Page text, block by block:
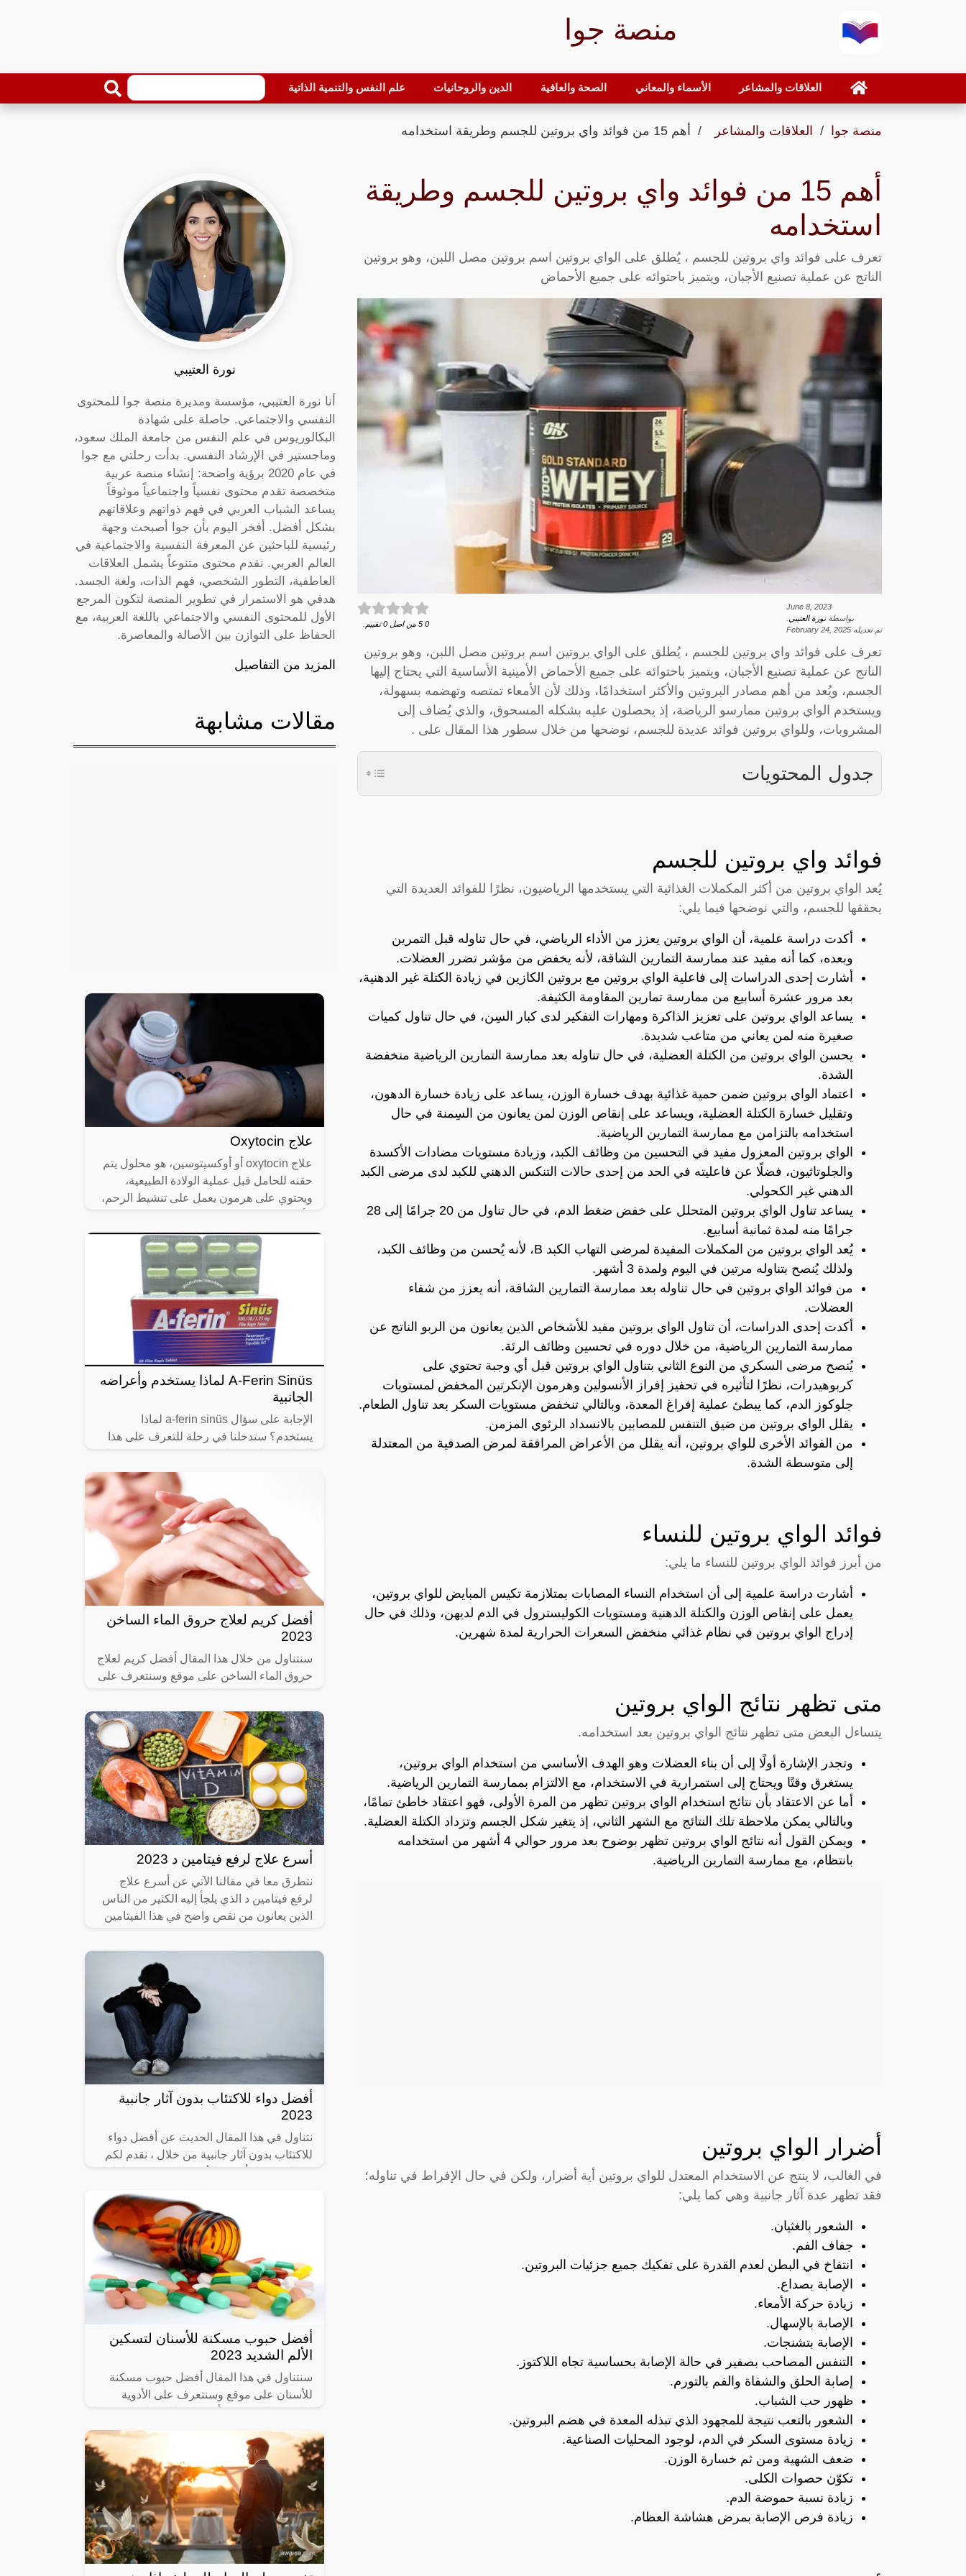
منصة جوا
العلاقات والمشاعر الأسماء والمعاني الصحة والعافية الدين والروحانيات علم النفس والتنمية الذاتية
منصة جوا العلاقات والمشاعر أهم 15 من فوائد واي بروتين للجسم وطريقة استخدامه
أهم 15 من فوائد واي بروتين للجسم وطريقة
استخدامه
تعرف على فوائد واي بروتين للجسم ، يُطلق على الواي بروتين اسم بروتين مصل اللبن، وهو بروتين
الناتج عن عملية تصنيع الأجبان، ويتميز باحتوائه على جميع الأحماض
June 8, 2023
بواسطةنورة العتيبي
تم تعديله February 24, 2025
0
5 من اصل 0 تقييم.
تعرف على فوائد واي بروتين للجسم ، يُطلق على الواي بروتين اسم بروتين مصل اللبن، وهو بروتين
الناتج عن عملية تصنيع الأجبان، ويتميز باحتوائه على جميع الأحماض الأمينية الأساسية التي يحتاج إليها
الجسم، ويُعد من أهم مصادر البروتين والأكثر استخدامًا، وذلك لأن الأمعاء تمتصه وتهضمه بسهولة،
ويستخدم الواي بروتين ممارسو الرياضة، إذ يحصلون عليه بشكله المسحوق، والذي يُضاف إلى
المشروبات، وللواي بروتين فوائد عديدة للجسم، نوضحها من خلال سطور هذا المقال على .
جدول المحتويات
فوائد واي بروتين للجسم
يُعد الواي بروتين من أكثر المكملات الغذائية التي يستخدمها الرياضيون، نظرًا للفوائد العديدة التي
يحققها للجسم، والتي نوضحها فيما يلي:
أكدت دراسة علمية، أن الواي بروتين يعزز من الأداء الرياضي، في حال تناوله قبل التمرين
وبعده، كما أنه مفيد عند ممارسة التمارين الشاقة، لأنه يخفض من مؤشر تضرر العضلات.
أشارت إحدى الدراسات إلى فاعلية الواي بروتين مع بروتين الكازين في زيادة الكتلة غير الدهنية،
بعد مرور عشرة أسابيع من ممارسة تمارين المقاومة الكثيفة.
يساعد الواي بروتين على تعزيز الذاكرة ومهارات التفكير لدى كبار السِن، في حال تناول كميات
صغيرة منه لمن يعاني من متاعب شديدة.
يحسن الواي بروتين من الكتلة العضلية، في حال تناوله بعد ممارسة التمارين الرياضية منخفضة
الشدة.
اعتماد الواي بروتين ضمن حمية غذائية بهدف خسارة الوزن، يساعد على زيادة خسارة الدهون،
وتقليل خسارة الكتلة العضلية، ويساعد على إنقاص الوزن لمن يعانون من السِمنة في حال
استخدامه بالتزامن مع ممارسة التمارين الرياضية.
الواي بروتين المعزول مفيد في التحسين من وظائف الكبد، وزيادة مستويات مضادات الأكسدة
والجلوتاثيون، فضلًا عن فاعليته في الحد من إحدى حالات التنكس الدهني للكبد لدى مرضى الكبد
الدهني غير الكحولي.
يساعد تناول الواي بروتين المتحلل على خفض ضغط الدم، في حال تناول من 20 جرامًا إلى 28
جرامًا منه لمدة ثمانية أسابيع.
يُعد الواي بروتين من المكملات المفيدة لمرضى التهاب الكبد B، لأنه يُحسن من وظائف الكبد،
ولذلك يُنصح بتناوله مرتين في اليوم ولمدة 3 أشهر.
من فوائد الواي بروتين في حال تناوله بعد ممارسة التمارين الشاقة، أنه يعزز من شفاء
العضلات.
أكدت إحدى الدراسات، أن تناول الواي بروتين مفيد للأشخاص الذين يعانون من الربو الناتج عن
ممارسة التمارين الرياضية، من خلال دوره في تحسين وظائف الرئة.
يُنصح مرضى السكري من النوع الثاني بتناول الواي بروتين قبل أي وجبة تحتوي على
كربوهيدرات، نظرًا لتأثيره في تحفيز إفراز الأنسولين وهرمون الإنكرتين المخفض لمستويات
جلوكوز الدم، كما يبطئ عملية إفراغ المعدة، وبالتالي تنخفض مستويات السكر بعد تناول الطعام.
يقلل الواي بروتين من ضيق التنفس للمصابين بالانسداد الرئوي المزمن.
من الفوائد الأخرى للواي بروتين، أنه يقلل من الأعراض المرافقة لمرض الصدفية من المعتدلة
إلى متوسطة الشدة.
فوائد الواي بروتين للنساء
من أبرز فوائد الواي بروتين للنساء ما يلي:
أشارت دراسة علمية إلى أن استخدام النساء المصابات بمتلازمة تكيس المبايض للواي بروتين،
يعمل على إنقاص الوزن والكتلة الدهنية ومستويات الكوليسترول في الدم لديهن، وذلك في حال
إدراج الواي بروتين في نظام غذائي منخفض السعرات الحرارية لمدة شهرين.
متى تظهر نتائج الواي بروتين
يتساءل البعض متى تظهر نتائج الواي بروتين بعد استخدامه.
وتجدر الإشارة أولًا إلى أن بناء العضلات وهو الهدف الأساسي من استخدام الواي بروتين،
يستغرق وقتًا ويحتاج إلى استمرارية في الاستخدام، مع الالتزام بممارسة التمارين الرياضية.
أما عن الاعتقاد بأن نتائج استخدام الواي بروتين تظهر من المرة الأولى، فهو اعتقاد خاطئ تمامًا،
وبالتالي يمكن ملاحظة تلك النتائج مع الشهر الثاني، إذ يتغير شكل الجسم وتزداد الكتلة العضلية.
ويمكن القول أنه نتائج الواي بروتين تظهر بوضوح بعد مرور حوالي 4 أشهر من استخدامه
بانتظام، مع ممارسة التمارين الرياضية.
أضرار الواي بروتين
في الغالب، لا ينتج عن الاستخدام المعتدل للواي بروتين أية أضرار، ولكن في حال الإفراط في تناوله؛
فقد تظهر عدة آثار جانبية وهي كما يلي:
الشعور بالغثيان.
جفاف الفم.
انتفاخ في البطن لعدم القدرة على تفكيك جميع جزئيات البروتين.
الإصابة بصداع.
زيادة حركة الأمعاء.
الإصابة بالإسهال.
الإصابة بتشنجات.
التنفس المصاحب بصفير في حالة الإصابة بحساسية تجاه اللاكتوز.
إصابة الحلق والشفاة والفم بالتورم.
ظهور حب الشباب.
الشعور بالتعب نتيجة للمجهود الذي تبذله المعدة في هضم البروتين.
زيادة مستوى السكر في الدم، لوجود المحليات الصناعية.
ضعف الشهية ومن ثم خسارة الوزن.
تكوّن حصوات الكلى.
زيادة نسبة حموضة الدم.
زيادة فرص الإصابة بمرض هشاشة العظام.
نورة العتيبي
أنا نورة العتيبي، مؤسسة ومديرة منصة جوا للمحتوى
النفسي والاجتماعي. حاصلة على شهادة
البكالوريوس في علم النفس من جامعة الملك سعود،
وماجستير في الإرشاد النفسي. بدأت رحلتي مع جوا
في عام 2020 برؤية واضحة: إنشاء منصة عربية
متخصصة تقدم محتوى نفسياً واجتماعياً موثوقاً
يساعد الشباب العربي في فهم ذواتهم وعلاقاتهم
بشكل أفضل. أفخر اليوم بأن جوا أصبحت وجهة
رئيسية للباحثين عن المعرفة النفسية والاجتماعية في
العالم العربي. نقدم محتوى متنوعاً يشمل العلاقات
العاطفية، التطور الشخصي، فهم الذات، ولغة الجسد.
هدفي هو الاستمرار في تطوير المنصة لتكون المرجع
الأول للمحتوى النفسي والاجتماعي باللغة العربية، مع
الحفاظ على التوازن بين الأصالة والمعاصرة.
المزيد من التفاصيل
مقالات مشابهة
علاج Oxytocin
علاج oxytocin أو أوكسيتوسين، هو محلول يتم
حقنه للحامل قبل عملية الولادة الطبيعية،
ويحتوي على هرمون يعمل على تنشيط الرحم،
A-Ferin Sinüs لماذا يستخدم وأعراضه
الجانبية
الإجابة على سؤال a-ferin sinüs لماذا
يستخدم؟ ستدخلنا في رحلة للتعرف على هذا
حالات تضخم البروستاتا للرجال، كما يتم
أفضل كريم لعلاج حروق الماء الساخن
2023
سنتناول من خلال هذا المقال أفضل كريم لعلاج
حروق الماء الساخن على موقع وسنتعرف على
كريم من أنواع الكريمات التي تعمل
أسرع علاج لرفع فيتامين د 2023
نتطرق معا في مقالنا الآتي عن أسرع علاج
لرفع فيتامين د الذي يلجأ إليه الكثير من الناس
الذين يعانون من نقص واضح في هذا الفيتامين
أفضل دواء للاكتئاب بدون آثار جانبية
2023
نتناول في هذا المقال الحديث عن أفضل دواء
للاكتئاب بدون آثار جانبية من خلال ، نقدم لكم
أفضل حبوب مسكنة للأسنان لتسكين
الألم الشديد 2023
سنتناول في هذا المقال أفضل حبوب مسكنة
للأسنان على موقع وسنتعرف على الأدوية
يعاني من ألم في الأسنان، وما هي المسكنات